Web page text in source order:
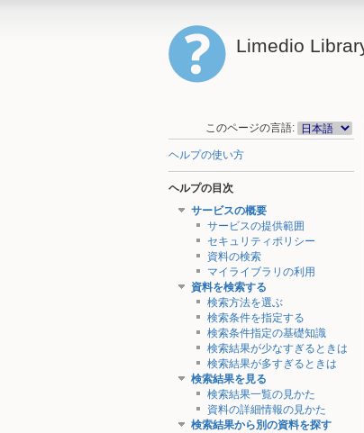
Limedio
このページの言語:
ヘルプの使い方
ヘルプの目次
サービスの概要
サービスの提供範囲
セキュリティポリシー
資料の検索
マイライブラリの利用
資料を検索する
検索方法を選ぶ
検索条件を指定する
検索条件指定の基礎知識
検索結果が少なすぎるときは
検索結果が多すぎるときは
検索結果を見る
検索結果一覧の見かた
資料の詳細情報の見かた
検索結果から別の資料を探す